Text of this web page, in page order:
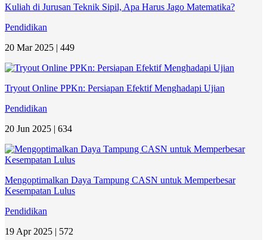
Kuliah di Jurusan Teknik Sipil, Apa Harus Jago Matematika?
Pendidikan
20 Mar 2025 | 449
Tryout Online PPKn: Persiapan Efektif Menghadapi Ujian
Pendidikan
20 Jun 2025 | 634
Mengoptimalkan Daya Tampung CASN untuk Memperbesar
Kesempatan Lulus
Pendidikan
19 Apr 2025 | 572